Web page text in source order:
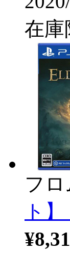
在庫
フ
ト】